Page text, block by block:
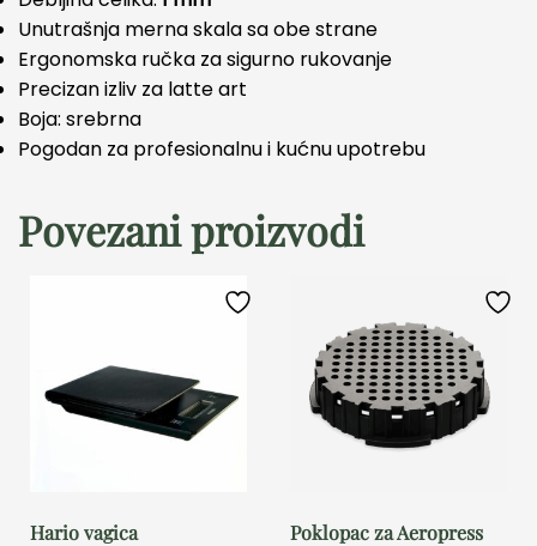
Unutrašnja merna skala sa obe strane
Ergonomska ručka za sigurno rukovanje
Precizan izliv za latte art
Boja: srebrna
Pogodan za profesionalnu i kućnu upotrebu
Povezani proizvodi
Hario vagica Poklopac za Aeropress